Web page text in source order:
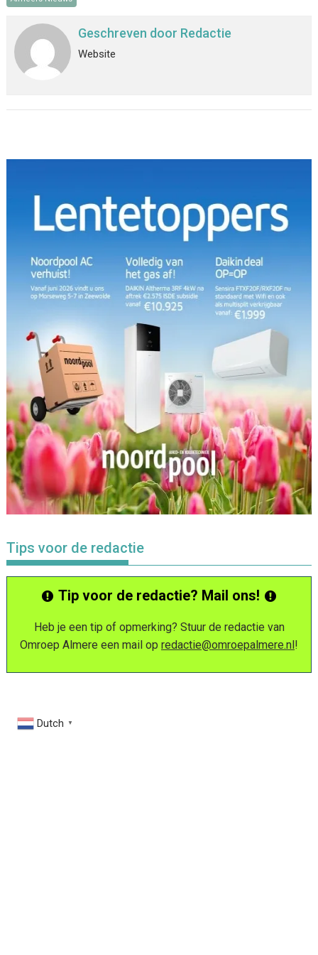
Geschreven door Redactie
Website
Tips voor de redactie
Tip voor de redactie? Mail ons!
Heb je een tip of opmerking? Stuur de redactie van
Omroep Almere een mail op redactie@omroepalmere.nl!
Dutch ▼